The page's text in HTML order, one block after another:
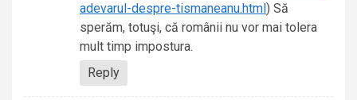
adevarul-despre-tismaneanu.html ) Să
sperăm, totuşi, că românii nu vor mai tolera
mult timp impostura.
Reply